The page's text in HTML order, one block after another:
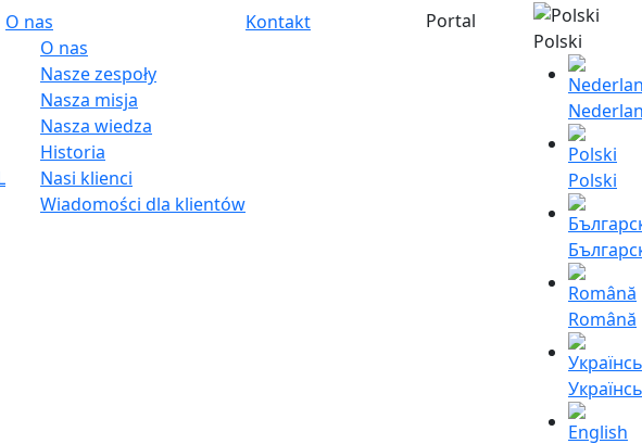
O nas
O nas
Nasze zespoły
Nasza misja
Nasza wiedza
Historia
Nasi klienci
Wiadomości dla klientów
Kontakt
Portal
Polski
Polski
Română